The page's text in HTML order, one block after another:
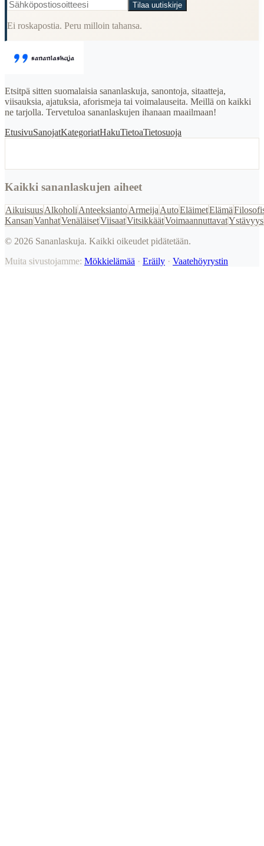
Tilaa uutiskirje
Ei roskapostia. Peru milloin tahansa.
Etsitpä sitten suomalaisia sananlaskuja, sanontoja, sitaatteja,
viisauksia, ajatuksia, aforismeja tai voimalauseita. Meillä on kaikki
ne tarjolla. Tervetuloa sananlaskujen ihanaan maailmaan!
EtusivuSanojatKategoriatHakuTietoaTietosuoja
Kaikki sananlaskujen aiheet
AikuisuusAlkoholi AnteeksiantoArmeija AutoEläimetElämä
KansanVanhatVenäläisetViisaatVitsikkäätVoimaannuttavatYstävyys
© 2026 Sananlaskuja. Kaikki oikeudet pidätetään.
Muita sivustojamme: Mökkielämää · Eräily · Vaatehöyrystin